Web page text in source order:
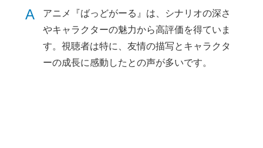
A
アニメ『ばっどがーる』は、シナリオの深さ
やキャラクターの魅力から高評価を得ていま
す。視聴者は特に、友情の描写とキャラクタ
ーの成長に感動したとの声が多いです。